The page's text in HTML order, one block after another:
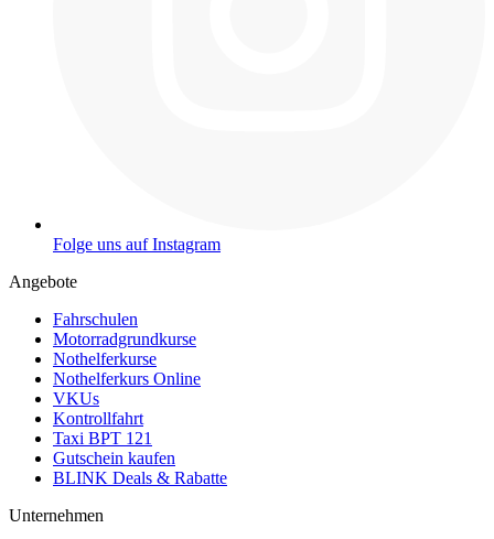
Folge uns auf Instagram
Angebote
Fahrschulen
Motorradgrundkurse
Nothelferkurse
Nothelferkurs Online
VKUs
Kontrollfahrt
Taxi BPT 121
Gutschein kaufen
BLINK Deals & Rabatte
Unternehmen